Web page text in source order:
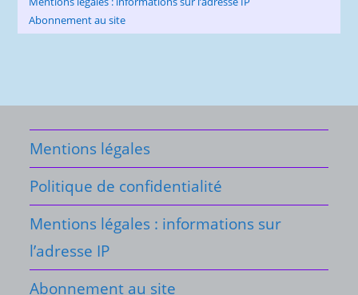
Abonnement au site
Mentions légales
Politique de confidentialité
Mentions légales : informations sur
l’adresse IP
Abonnement au site